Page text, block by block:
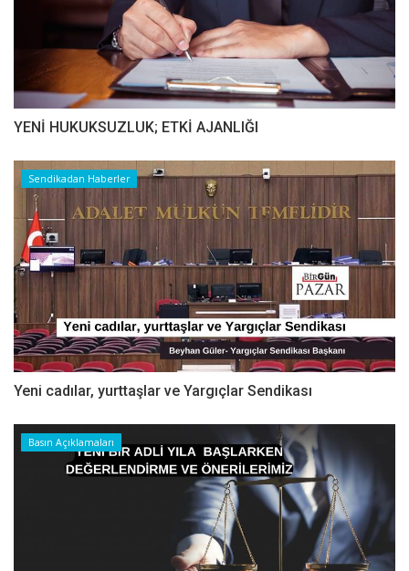
YENİ HUKUKSUZLUK; ETKİ AJANLIĞI
Sendikadan Haberler
Yeni cadılar, yurttaşlar ve Yargıçlar Sendikası
Basın Açıklamaları